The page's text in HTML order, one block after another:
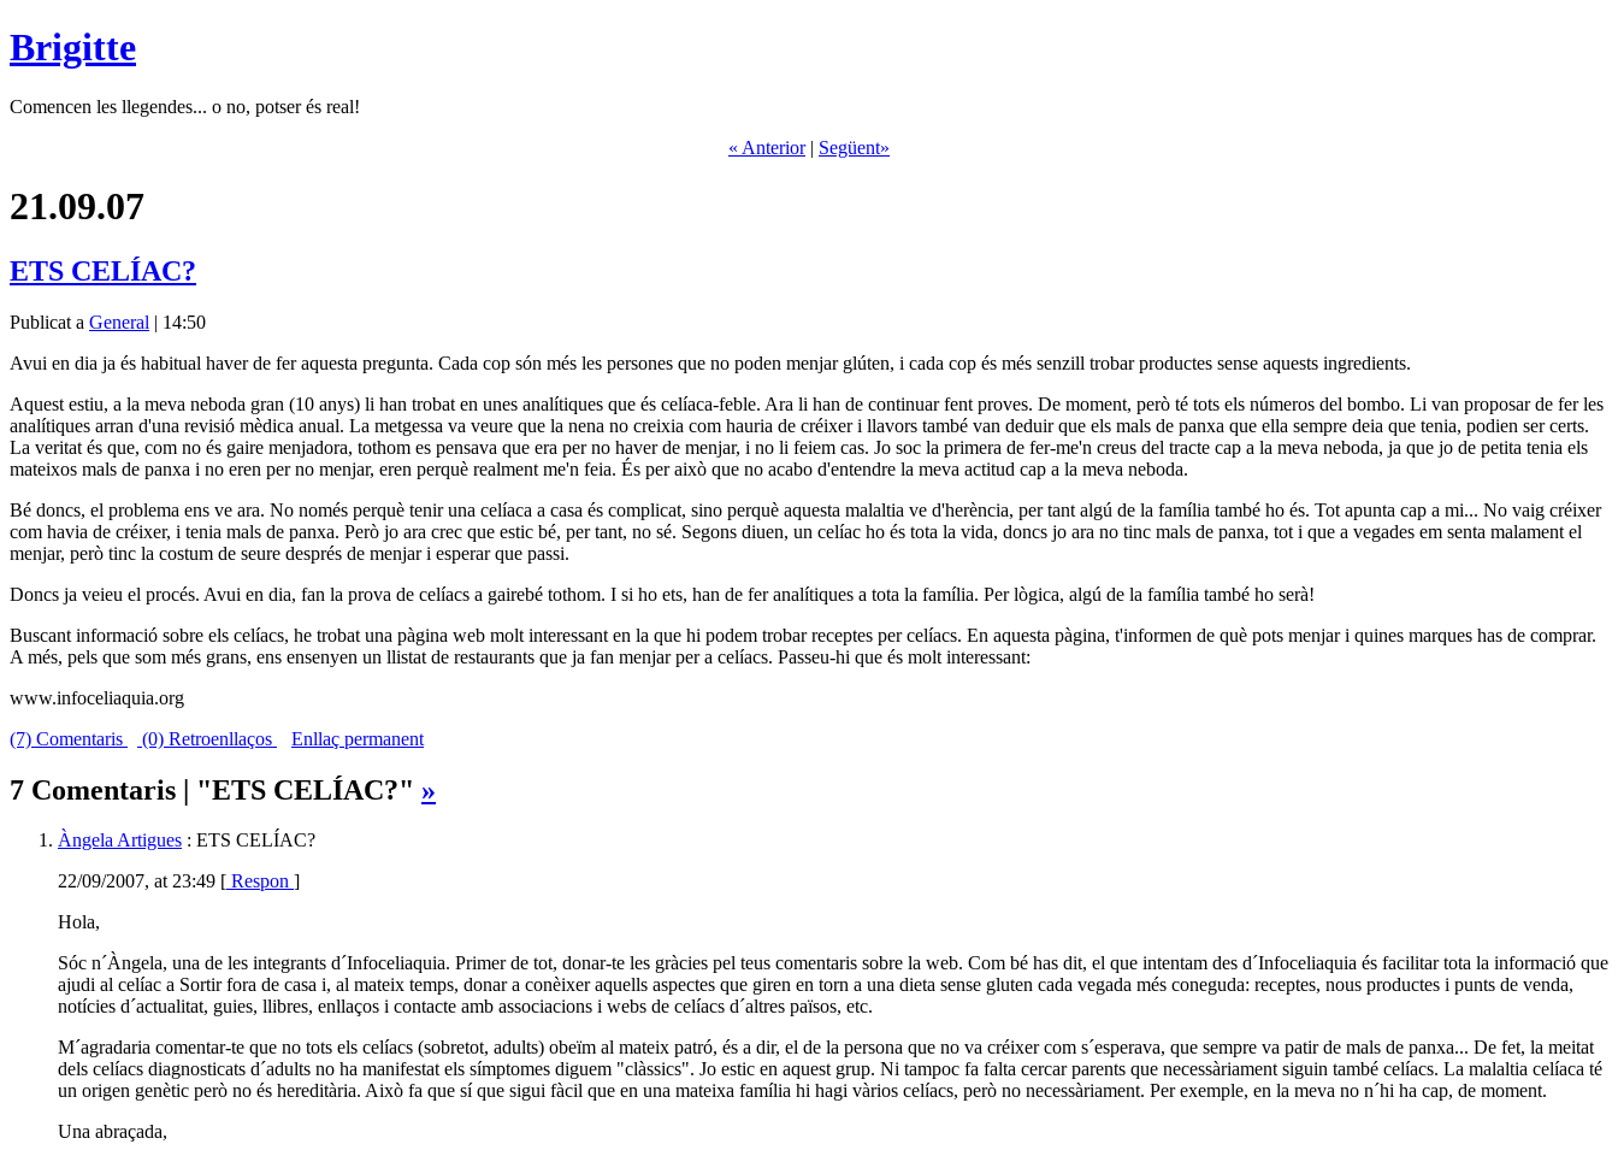
Brigitte
Comencen les llegendes... o no, potser és real!
« Anterior| Següent»
21.09.07
ETS CELÍAC?
Publicat a General | 14:50
Avui en dia ja és habitual haver de fer aquesta pregunta. Cada cop són més les persones que no poden menjar glúten, i cada cop és més senzill trobar productes sense aquests ingredients.
Aquest estiu, a la meva neboda gran (10 anys) li han trobat en unes analítiques que és celíaca-feble. Ara li han de continuar fent proves. De moment, però té tots els números del bombo. Li van proposar de fer les
analítiques arran d'una revisió mèdica anual. La metgessa va veure que la nena no creixia com hauria de créixer i llavors també van deduir que els mals de panxa que ella sempre deia que tenia, podien ser certs.
La veritat és que, com no és gaire menjadora, tothom es pensava que era per no haver de menjar, i no li feiem cas. Jo soc la primera de fer-me'n creus del tracte cap a la meva neboda, ja que jo de petita tenia els
mateixos mals de panxa i no eren per no menjar, eren perquè realment me'n feia. És per això que no acabo d'entendre la meva actitud cap a la meva neboda.
Bé doncs, el problema ens ve ara. No només perquè tenir una celíaca a casa és complicat, sino perquè aquesta malaltia ve d'herència, per tant algú de la família també ho és. Tot apunta cap a mi... No vaig créixer
com havia de créixer, i tenia mals de panxa. Però jo ara crec que estic bé, per tant, no sé. Segons diuen, un celíac ho és tota la vida, doncs jo ara no tinc mals de panxa, tot i que a vegades em senta malament el
menjar, però tinc la costum de seure després de menjar i esperar que passi.
Doncs ja veieu el procés. Avui en dia, fan la prova de celíacs a gairebé tothom. I si ho ets, han de fer analítiques a tota la família. Per lògica, algú de la família també ho serà!
Buscant informació sobre els celíacs, he trobat una pàgina web molt interessant en la que hi podem trobar receptes per celíacs. En aquesta pàgina, t'informen de què pots menjar i quines marques has de comprar.
A més, pels que som més grans, ens ensenyen un llistat de restaurants que ja fan menjar per a celíacs. Passeu-hi que és molt interessant:
www.infoceliaquia.org
(7) Comentaris
(0) Retroenllaços Enllaç permanent
7 Comentaris | "ETS CELÍAC?" »
Àngela Artigues : ETS CELÍAC?
22/09/2007, at 23:49 [ Respon ]
Hola,
Sóc n´Àngela, una de les integrants d´Infoceliaquia. Primer de tot, donar-te les gràcies pel teus comentaris sobre la web. Com bé has dit, el que intentam des d´Infoceliaquia és facilitar tota la informació que
ajudi al celíac a Sortir fora de casa i, al mateix temps, donar a conèixer aquells aspectes que giren en torn a una dieta sense gluten cada vegada més coneguda: receptes, nous productes i punts de venda,
notícies d´actualitat, guies, llibres, enllaços i contacte amb associacions i webs de celíacs d´altres països, etc.
M´agradaria comentar-te que no tots els celíacs (sobretot, adults) obeïm al mateix patró, és a dir, el de la persona que no va créixer com s´esperava, que sempre va patir de mals de panxa... De fet, la meitat
dels celíacs diagnosticats d´adults no ha manifestat els símptomes diguem "clàssics". Jo estic en aquest grup. Ni tampoc fa falta cercar parents que necessàriament siguin també celíacs. La malaltia celíaca té
un origen genètic però no és hereditària. Això fa que sí que sigui fàcil que en una mateixa família hi hagi vàrios celíacs, però no necessàriament. Per exemple, en la meva no n´hi ha cap, de moment.
Una abraçada,